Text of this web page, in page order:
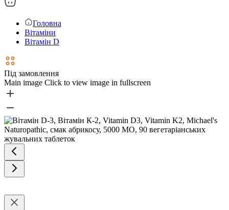
Головна
Вітаміни
Вітамін D
Під замовлення
Main image Click to view image in fullscreen